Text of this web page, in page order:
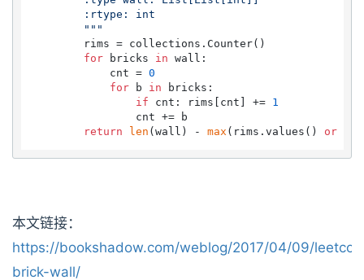
        :rtype: int
        """
        rims = collections.Counter()
for bricks in wall:
            cnt =
0
for b in bricks:
if cnt: rims[cnt] += 1
                cnt += b
return
len (wall) - max (rims.values() or [
本文链接：
https://bookshadow.com/weblog/2017/04/09/
brick-wall/